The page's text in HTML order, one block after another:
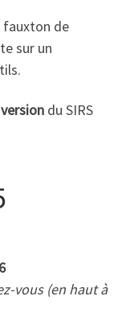
fauxton de
sur un
du SIRS
vous (en haut à